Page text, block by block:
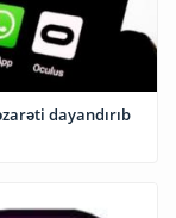
dayandırıb